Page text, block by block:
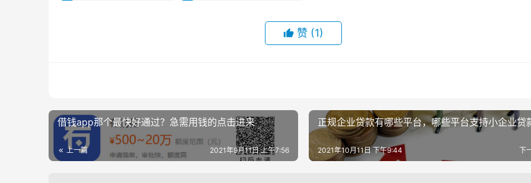
赞 (1)
借钱app那个最快好通过？急需用钱的点击进来
上一篇 2021年9月11日 上午7:56
正规企业贷款有哪些平台，哪些平台支持小企业贷
下
2021年10月11日 下午9:44